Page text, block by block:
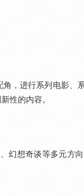
，进行系列电影、
性的内容。
想奇谈等多元方